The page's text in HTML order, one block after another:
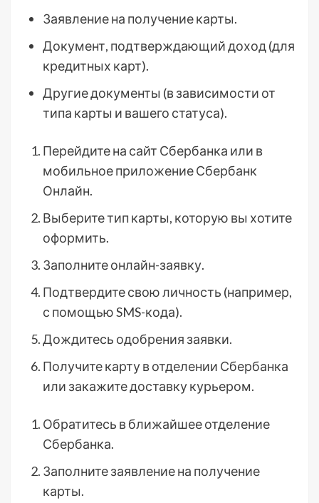
Заявление на получение карты.
Документ, подтверждающий доход (для
кредитных карт).
Другие документы (в зависимости от
типа карты и вашего статуса).
Перейдите на сайт Сбербанка или в
мобильное приложение Сбербанк
Онлайн.
Выберите тип карты, которую вы хотите
оформить.
Заполните онлайн-заявку.
Подтвердите свою личность (например,
с помощью SMS-кода).
Дождитесь одобрения заявки.
Получите карту в отделении Сбербанка
или закажите доставку курьером.
Обратитесь в ближайшее отделение
Сбербанка.
Заполните заявление на получение
карты.